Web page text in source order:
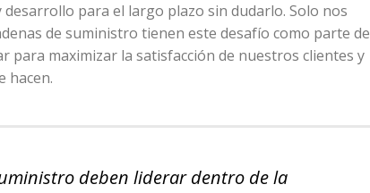
para el largo plazo sin dudarlo. Solo nos
de suministro tienen este desafío como parte de
para maximizar la satisfacción de nuestros clientes y
hacen.
deben liderar dentro de la